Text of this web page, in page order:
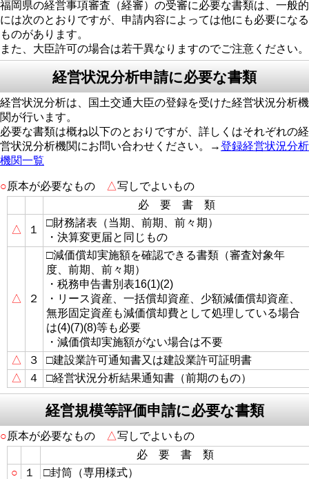
福岡県の経営事項審査（経審）の受審に必要な書類は、一般的
には次のとおりですが、申請内容によっては他にも必要になる
ものがあります。
また、大臣許可の場合は若干異なりますのでご注意ください。
経営状況分析申請に必要な書類
経営状況分析は、国土交通大臣の登録を受けた経営状況分析機
関が行います。
必要な書類は概ね以下のとおりですが、詳しくはそれぞれの経
営状況分析機関にお問い合わせください。→登録経営状況分析
機関一覧
○原本が必要なもの △写しでよいもの
必 要 書 類
△ １
□財務諸表（当期、前期、前々期）
・決算変更届と同じもの
△ ２
□減価償却実施額を確認できる書類（審査対象年
度、前期、前々期）
・税務申告書別表16(1)(2)
・リース資産、一括償却資産、少額減価償却資産、
無形固定資産も減価償却費として処理している場合
は(4)(7)(8)等も必要
・減価償却実施額がない場合は不要
△
３
□建設業許可通知書又は建設業許可証明書
△
４ □経営状況分析結果通知書（前期のもの）
経営規模等評価申請に必要な書類
○原本が必要なもの △写しでよいもの
必 要 書 類
○
１
□封筒（専用様式）